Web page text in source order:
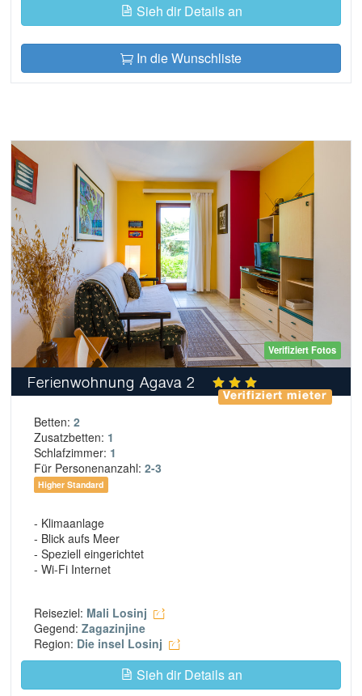
Sieh dir Details an
In die Wunschliste
Verifiziert Fotos
Ferienwohnung Agava 2
Verifiziert mieter
Betten: 2
Zusatzbetten: 1
Schlafzimmer: 1
Für Personenanzahl: 2-3
Higher Standard
- Klimaanlage
- Blick aufs Meer
- Speziell eingerichtet
- Wi-Fi Internet
Reiseziel: Mali Losinj
Gegend: Zagazinjine
Region: Die insel Losinj
Sieh dir Details an